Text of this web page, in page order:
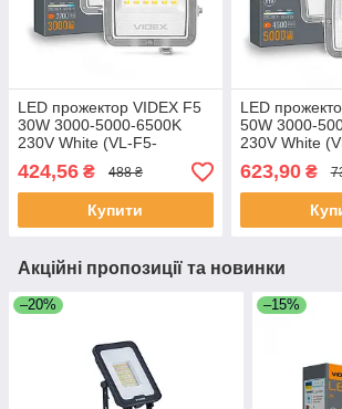
LED прожектор VIDEX F5
30W 3000-5000-6500K
230V White (VL-F5-
030CW)
424,56 ₴ 488 ₴
Купити
LED
50W 3000-
230V White
050CW)
623,90₴
Акційні пропозиції та новинки
–20% –15%